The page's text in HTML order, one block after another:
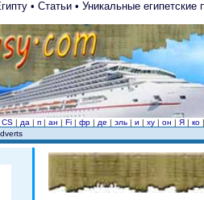
• Статьи • Уникальные
CS | да |п |ан |Fi |фр | де |эль |и |ху |он |Я |ко